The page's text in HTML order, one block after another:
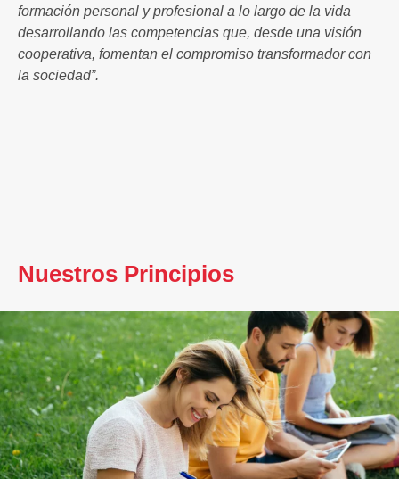
formación personal y profesional a lo largo de la vida
desarrollando las competencias que, desde una visión
cooperativa, fomentan el compromiso transformador con
la sociedad”.
Nuestros Principios